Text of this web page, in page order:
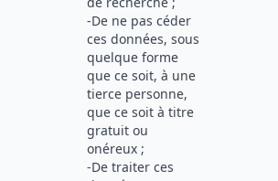
-De ne pas céder
ces données, sous
quelque forme
que ce soit, à une
tierce personne,
que ce soit à titre
gratuit ou
onéreux ;
-De traiter ces